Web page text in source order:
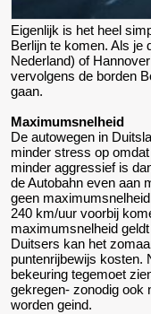
Eigenlijk is het heel
Berlijn te komen. Als je
Nederland) of
vervolgens de borden
gaan.
Maximumsnelheid
De autowegen in
minder stress op
minder aggressief is
de Autobahn even aan
geen
240 km/uur voorbij
maximumsnelheid
Duitsers kan het
puntenrijbewijs kosten.
bekeuring tegemoet
gekregen- zonodig ook
worden geind.